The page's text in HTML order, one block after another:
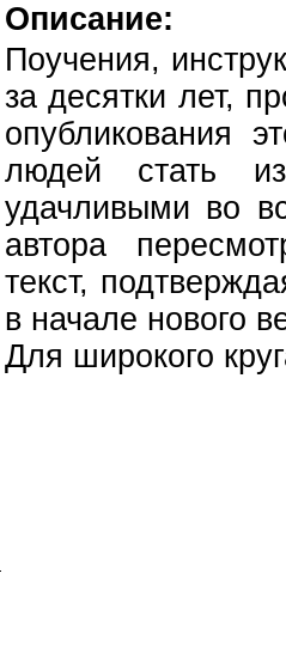
Описание:
Поучения,
за десятки лет,
опубликования
людей стать
удачливыми во
автора
текст,
в начале нового
Для широкого